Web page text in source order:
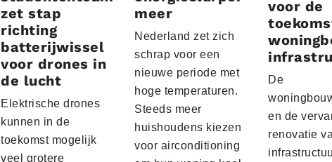
zet stap
richting
batterijwissel
voor drones in
de lucht
Elektrische drones
kunnen in de
toekomst mogelijk
veel grotere
meer
Nederland zet zich
schrap voor een
nieuwe periode met
hoge temperaturen.
Steeds meer
huishoudens kiezen
voor airconditioning
voor de
De
en de
renovatie